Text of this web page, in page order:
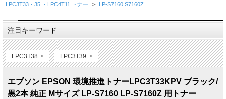
LPC3T33・35 ・LPC4T11 トナー > LP-S7160 S7160Z
注目キーワード
LPC3T38 LPC3T39
エプソン EPSON 環境推進トナーLPC3T33KPV ブラック/
黒2本 純正 Mサイズ LP-S7160 LP-S7160Z 用トナー